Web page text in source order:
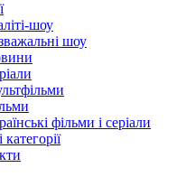
шоу
шоу
фільми і серіали
категорії